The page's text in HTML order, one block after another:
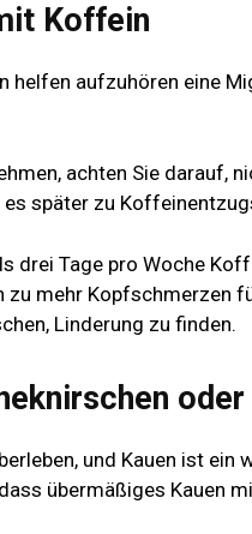
Koffein
helfen aufzuhören eine
achten Sie darauf,
es später zu
drei Tage pro Woche
zu mehr Kopfschmerzen
Linderung zu finden.
und Kauen ist ein
übermäßiges Kauen